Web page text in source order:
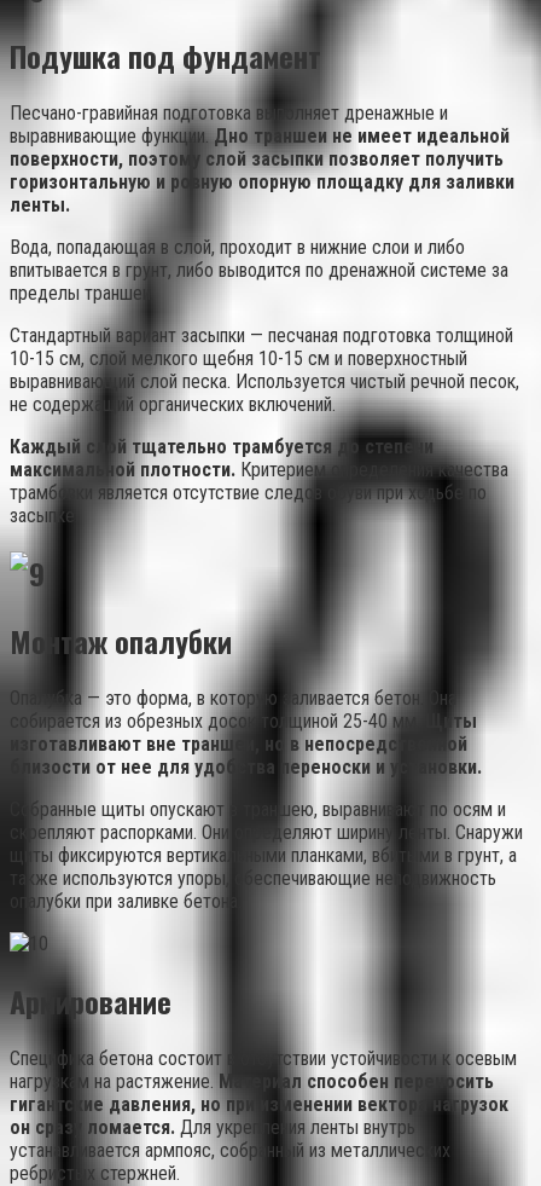
Подушка под фундамент
Песчано-гравийная подготовка выполняет дренажные и
выравнивающие функции. Дно траншеи не имеет идеальной
поверхности, поэтому слой засыпки позволяет получить
горизонтальную и ровную опорную площадку для заливки
ленты.
Вода, попадающая в слой, проходит в нижние слои и либо
впитывается в грунт, либо выводится по дренажной системе за
пределы траншеи.
Стандартный вариант засыпки — песчаная подготовка толщиной
10-15 см, слой мелкого щебня 10-15 см и поверхностный
выравнивающий слой песка. Используется чистый речной песок,
не содержащий органических включений.
Каждый слой тщательно трамбуется до степени
максимальной плотности. Критерием определения качества
трамбовки является отсутствие следов обуви при ходьбе по
засыпке.
Монтаж опалубки
Опалубка — это форма, в которую заливается бетон. Она
собирается из обрезных досок толщиной 25-40 мм.
Щиты
изготавливают вне траншеи, но в непосредственной
близости от нее для удобства переноски и установки.
Собранные щиты опускают в траншею, выравнивают по осям и
скрепляют распорками. Они определяют ширину ленты. Снаружи
щиты фиксируются вертикальными планками, вбитыми в грунт, а
также используются упоры, обеспечивающие неподвижность
опалубки при заливке бетона.
Армирование
Специфика бетона состоит в отсутствии устойчивости к осевым
нагрузкам на растяжение. Материал способен переносить
гигантские давления, но при изменении вектора нагрузок
он сразу ломается. Для укрепления ленты внутрь
устанавливается армпояс, собранный из металлических
ребристых стержней.